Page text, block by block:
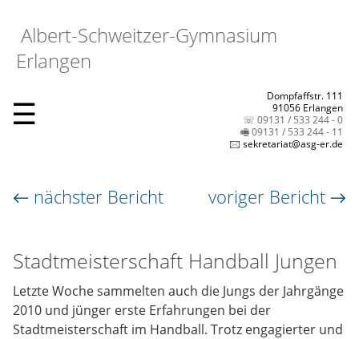
Albert-Schweitzer-Gymnasium
Erlangen
☰
Dompfaffstr. 111
91056 Erlangen
☏ 09131 / 533 244 - 0
🖷 09131 / 533 244 - 11
🖂 sekretariat@asg-er.de
← nächster Bericht voriger Bericht →
Stadtmeisterschaft Handball Jungen
Letzte Woche sammelten auch die Jungs der Jahrgänge
2010 und jünger erste Erfahrungen bei der
Stadtmeisterschaft im Handball. Trotz engagierter und